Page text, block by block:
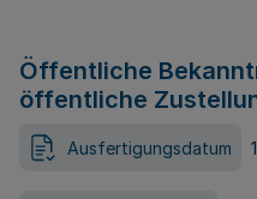
Öffentliche
öffentliche
Ausfertigungsdatum